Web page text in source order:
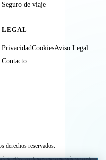
Seguro de viaje
LEGAL
PrivacidadCookiesAviso Legal
Contacto
derechos reservados.
de ellos, recibimos una comisión sin coste